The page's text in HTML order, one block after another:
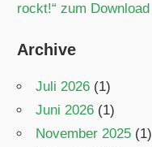
rockt!“ zum Download
Archive
Juli 2026 (1)
Juni 2026 (1)
November 2025 (1)